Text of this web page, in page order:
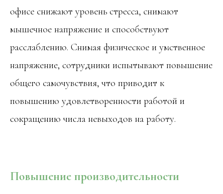
офисе снижают уровень стресса, снимают
мышечное напряжение и способствуют
расслаблению. Снимая физическое и умственное
напряжение, сотрудники испытывают повышение
общего самочувствия, что приводит к
повышению удовлетворенности работой и
сокращению числа невыходов на работу.
Повышение производительности